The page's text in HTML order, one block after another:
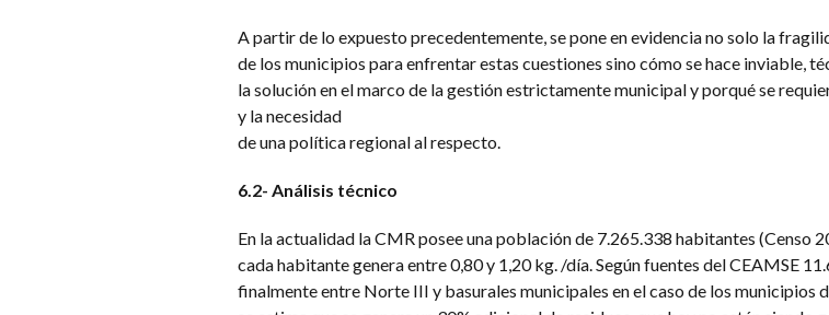
A partir de lo expuesto precedentemente, se pone en evidencia no solo la
de los municipios para enfrentar estas cuestiones sino cómo se hace inviable,
la solución en el marco de la gestión estrictamente municipal y porqué se
y la necesidad
de una política regional al respecto.
6.2- Análisis técnico
En la actualidad la CMR posee una población de 7.265.338 habitantes (Censo
cada habitante genera entre 0,80 y 1,20 kg. /día. Según fuentes del CEAMSE
finalmente entre Norte III y basurales municipales en el caso de los municipios